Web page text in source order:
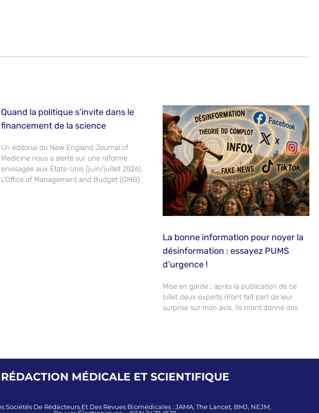
Quand la politique s’invite dans le
financement de la science
Un éditorial du New England Journal of
Medicine nous a alerté sur une réforme
envisagée aux États-Unis (juin/juillet 2026).
L’Office of Management and Budget (OMB)
La bonne information pour noyer la
désinformation : essayez PUMS
d’urgence !
Mise en garde : après la publication de ce
billet deux experts m’ont fait part de leur
surprise sur mon avis. Ils m’ont donné des
RÉDACTION MÉDICALE ET SCIENTIFIQUE
Sociétés De Rédacteurs Et Des Revues Biomédicales : JAMA, The Lancet, BMJ, NEJM,